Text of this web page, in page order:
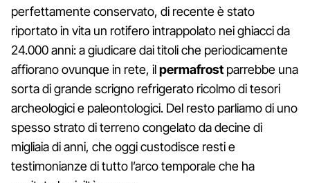
perfettamente conservato, di recente è stato
riportato in vita un rotifero intrappolato nei ghiacci da
24.000 anni: a giudicare dai titoli che periodicamente
affiorano ovunque in rete, ilpermafrost parrebbe una
sorta di grande scrigno refrigerato ricolmo di tesori
archeologici e paleontologici. Del resto parliamo di uno
spesso strato di terreno congelato da decine di
migliaia di anni, che oggi custodisce resti e
testimonianze di tutto l’arco temporale che ha